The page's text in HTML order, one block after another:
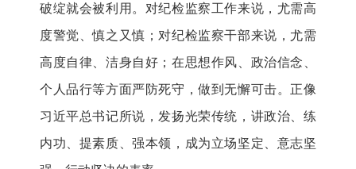
破绽就会被利用。对纪检监察工作来说，尤需高
度警觉、慎之又慎；对纪检监察干部来说，尤需
高度自律、洁身自好；在思想作风、政治信念、
个人品行等方面严防死守，做到无懈可击。正像
习近平总书记所说，发扬光荣传统，讲政治、练
内功、提素质、强本领，成为立场坚定、意志坚